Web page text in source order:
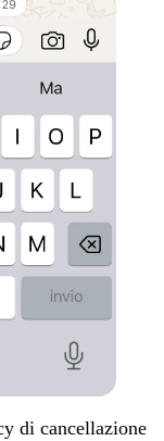
di cancellazione